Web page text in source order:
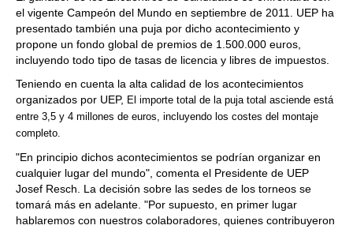
el vigente Campeón del Mundo en septiembre de 2011. UEP ha
presentado también una puja por dicho acontecimiento y
propone un fondo global de premios de 1.500.000 euros,
incluyendo todo tipo de tasas de licencia y libres de impuestos.
Teniendo en cuenta la alta calidad de los acontecimientos
organizados por UEP, El importe total de la puja total asciende está
entre 3,5 y 4 millones de euros, incluyendo los costes del montaje
completo.
"En principio dichos acontecimientos se podrían organizar en
cualquier lugar del mundo", comenta el Presidente de UEP
Josef Resch. La decisión sobre las sedes de los torneos se
tomará más en adelante. "Por supuesto, en primer lugar
hablaremos con nuestros colaboradores, quienes contribuyeron